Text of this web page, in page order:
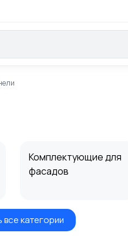
Комплектующие для
фасадов
Фасадная плитка
все категории